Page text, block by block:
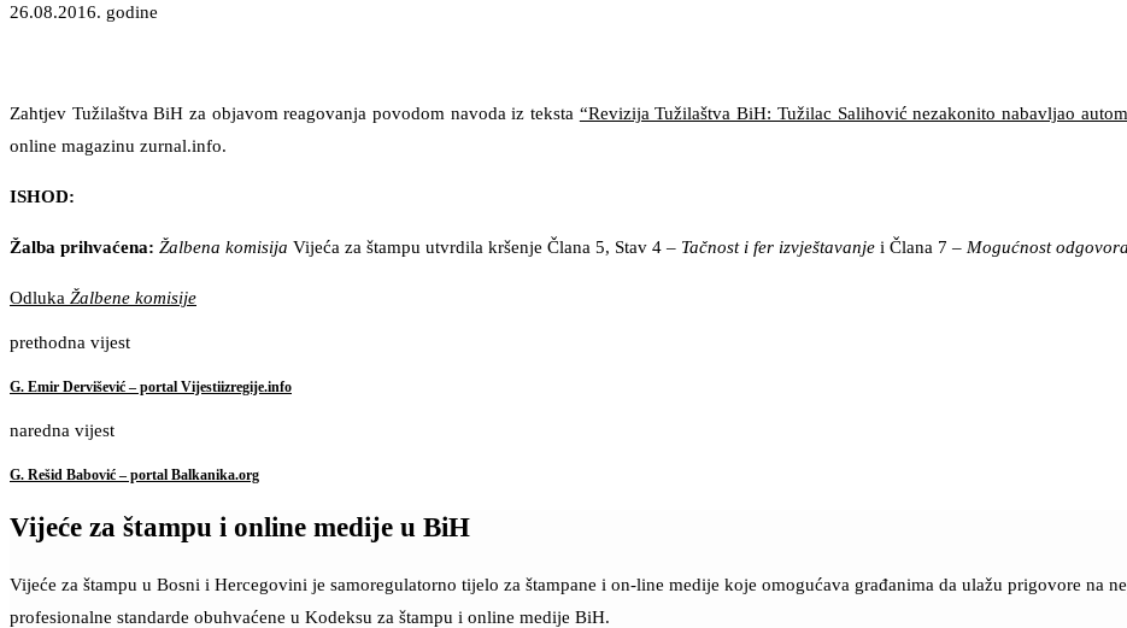
26.08.2016. godine
Zahtjev Tužilaštva BiH za objavom reagovanja povodom navoda iz teksta “Revizija Tužilaštva BiH: Tužilac Salihović nezakonito nabavljao
online magazinu zurnal.info.
ISHOD:
Žalba prihvaćena: Žalbena komisija Vijeća za štampu utvrdila kršenje Člana 5, Stav 4 – Tačnost i fer izvještavanje i Člana 7 – Mogućnost odgovora,
Odluka Žalbene komisije
prethodna vijest
G. Emir Dervišević – portal Vijestiizregije.info
naredna vijest
G. Rešid Babović – portal Balkanika.org
Vijeće za štampu i online medije u BiH
Vijeće za štampu u Bosni i Hercegovini je samoregulatorno tijelo za štampane i on-line medije koje omogućava građanima da ulažu prigovore na
profesionalne standarde obuhvaćene u Kodeksu za štampu i online medije BiH.